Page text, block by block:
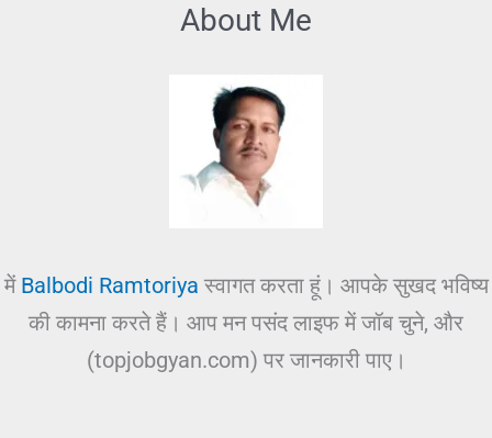
About Me
में Balbodi Ramtoriya स्वागत करता हूं। आपके सुखद भविष्य
की कामना करते हैं। आप मन पसंद लाइफ में जॉब चुने, और
(topjobgyan.com) पर जानकारी पाए।